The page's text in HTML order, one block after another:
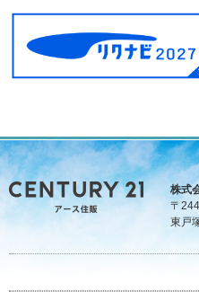
株式
〒
東戸